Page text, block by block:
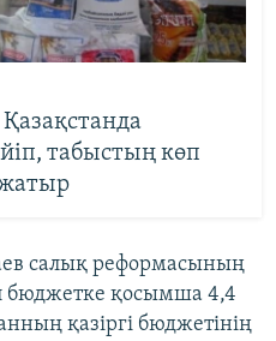
табыстың көп
жатыр
салық реформасының
бюджетке қосымша 4,4
қазіргі бюджетінің